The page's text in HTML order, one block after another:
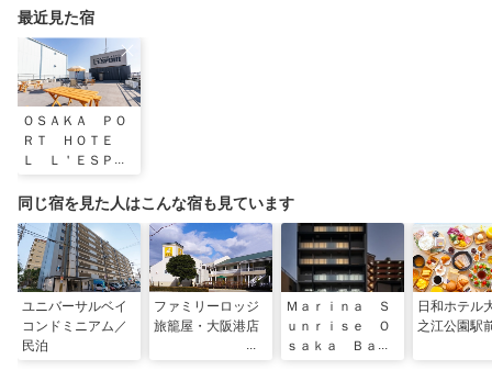
最近見た宿
ＯＳＡＫＡ ＰＯ
ＲＴ ＨＯＴＥ
Ｌ Ｌ＇ＥＳＰＯ
同じ宿を見た人はこんな宿も見ています
ユニバーサルベイ
コンドミニアム／
民泊
ファミリーロッジ
旅籠屋・大阪港店
Ｍａｒｉｎａ Ｓ
ｕｎｒｉｓｅ Ｏ
ｓａｋａ Ｂａｙ
日和ホテル
之江公園駅